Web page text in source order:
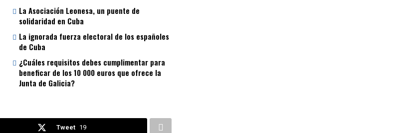
La Asociación Leonesa, un puente de
solidaridad en Cuba
La ignorada fuerza electoral de los españoles
de Cuba
¿Cuáles requisitos debes cumplimentar para
beneficar de los 10 000 euros que ofrece la
Junta de Galicia?
Tweet 19